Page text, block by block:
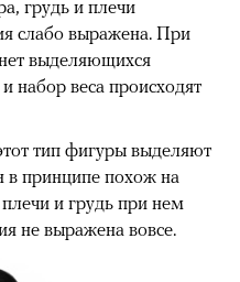
грудь и плечи
слабо выражена. При
выделяющихся
набор веса происходят
тип фигуры выделяют
в принципе похож на
и грудь при нем
не выражена вовсе.